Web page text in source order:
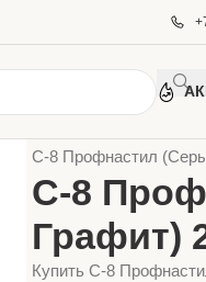
С-8 Профнастил
С-8
Графит)
Купить С-8